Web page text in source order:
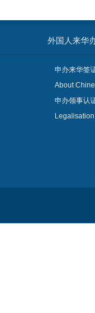
外国人来华
申办来华签
About
申办领事认